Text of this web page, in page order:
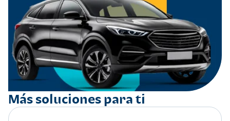
Más soluciones para ti